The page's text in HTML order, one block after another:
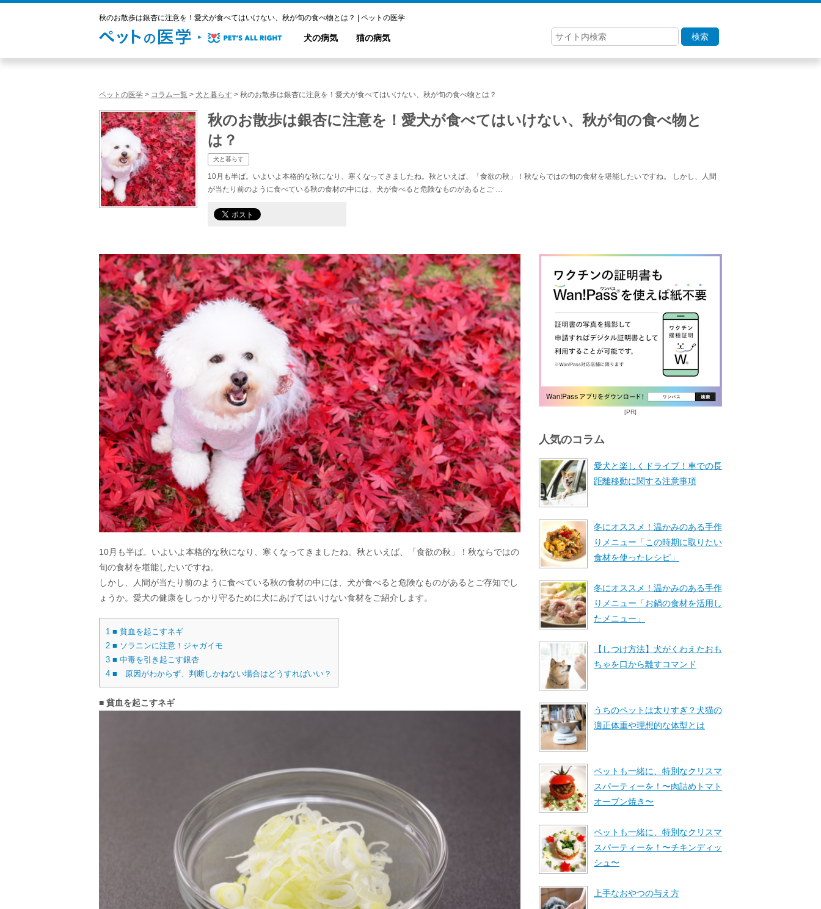
秋のお散歩は銀杏に注意を！愛犬が食べてはいけない、秋が旬の食べ物とは？ | ペットの医学
犬の病気 猫の病気 検索
ペットの医学 > コラム一覧 > 犬と暮らす > 秋のお散歩は銀杏に注意を！愛犬が食べてはいけない、秋が旬の食べ物とは？
秋のお散歩は銀杏に注意を！愛犬が食べてはいけない、秋が旬の食べ物と
は？
犬と暮らす
10月も半ば。いよいよ本格的な秋になり、寒くなってきましたね。秋といえば、「食欲の秋」！秋ならではの旬の食材を堪能したいですね。 しかし、人間
が当たり前のように食べている秋の食材の中には、犬が食べると危険なものがあるとご …
10月も半ば。いよいよ本格的な秋になり、寒くなってきましたね。秋といえば、「食欲の秋」！秋ならではの
旬の食材を堪能したいですね。
しかし、人間が当たり前のように食べている秋の食材の中には、犬が食べると危険なものがあるとご存知でし
ょうか。愛犬の健康をしっかり守るために犬にあげてはいけない食材をご紹介します。
1 ■ 貧血を起こすネギ
2 ■ ソラニンに注意！ジャガイモ
3 ■ 中毒を引き起こす銀杏
4 ■ 原因がわからず、判断しかねない場合はどうすればいい？
■ 貧血を起こすネギ
[PR]
人気のコラム
愛犬と楽しくドライブ！車での長
距離移動に関する注意事項
冬にオススメ！温かみのある手作
りメニュー「この時期に取りたい
食材を使ったレシピ」
冬にオススメ！温かみのある手作
りメニュー「お鍋の食材を活用し
たメニュー」
【しつけ方法】犬がくわえたおも
ちゃを口から離すコマンド
うちのペットは太りすぎ？犬猫の
適正体重や理想的な体型とは
ペットも一緒に、特別なクリスマ
スパーティーを！〜肉詰めトマト
オーブン焼き〜
ペットも一緒に、特別なクリスマ
スパーティーを！〜チキンディッ
シュ〜
上手なおやつの与え方